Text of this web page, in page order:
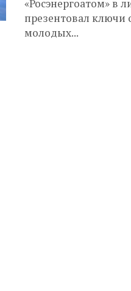
«Росэнергоатом» в
презентовал ключи
молодых...